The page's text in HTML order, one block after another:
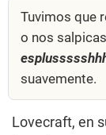
Tuvimos que
o nos
suavemente.
Lovecraft, en